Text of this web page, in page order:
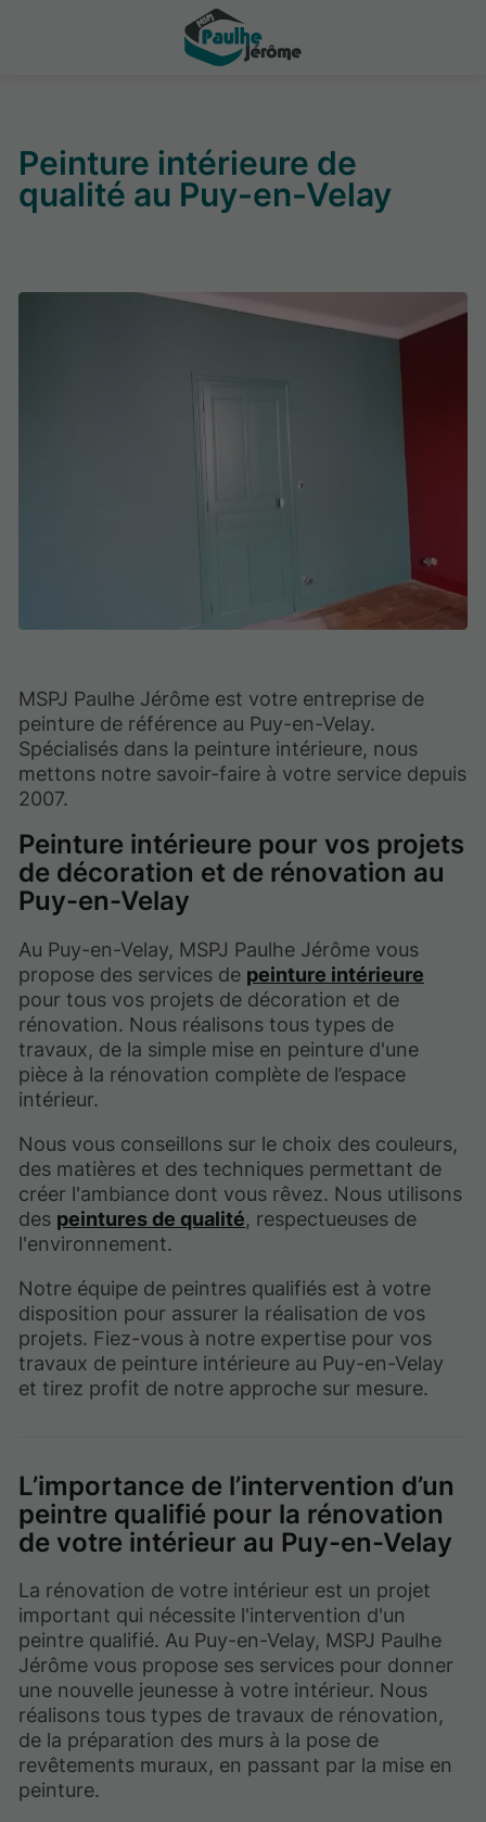
Peinture intérieure de
qualité au Puy-en-Velay
MSPJ Paulhe Jérôme est votre entreprise de
peinture de référence au Puy-en-Velay.
Spécialisés dans la peinture intérieure, nous
mettons notre savoir-faire à votre service depuis
2007.
Peinture intérieure pour vos projets
de décoration et de rénovation au
Puy-en-Velay
Au Puy-en-Velay, MSPJ Paulhe Jérôme vous
propose des services de peinture intérieure
pour tous vos projets de décoration et de
rénovation. Nous réalisons tous types de
travaux, de la simple mise en peinture d'une
pièce à la rénovation complète de l’espace
intérieur.
Nous vous conseillons sur le choix des couleurs,
des matières et des techniques permettant de
créer l'ambiance dont vous rêvez. Nous utilisons
des peintures de qualité, respectueuses de
l'environnement.
Notre équipe de peintres qualifiés est à votre
disposition pour assurer la réalisation de vos
projets. Fiez-vous à notre expertise pour vos
travaux de peinture intérieure au Puy-en-Velay
et tirez profit de notre approche sur mesure.
L’importance de l’intervention d’un
peintre qualifié pour la rénovation
de votre intérieur au Puy-en-Velay
La rénovation de votre intérieur est un projet
important qui nécessite l'intervention d'un
peintre qualifié. Au Puy-en-Velay, MSPJ Paulhe
Jérôme vous propose ses services pour donner
une nouvelle jeunesse à votre intérieur. Nous
réalisons tous types de travaux de rénovation,
de la préparation des murs à la pose de
revêtements muraux, en passant par la mise en
peinture.